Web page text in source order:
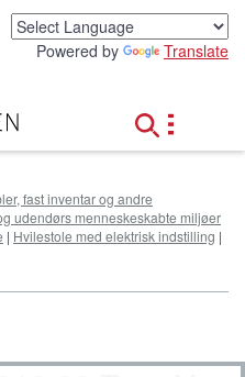
Powered by Translate
fast inventar og andre
udendørs menneskeskabte miljøer
| Hvilestole med elektrisk indstilling |